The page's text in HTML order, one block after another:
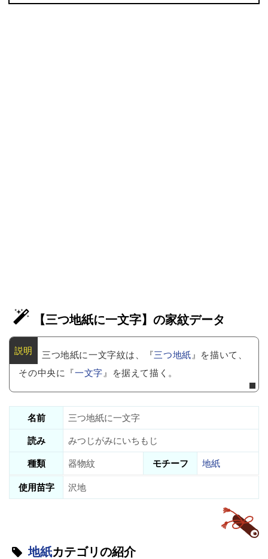
【三つ地紙に一文字】の家紋データ
三つ地紙に一文字紋は、『三つ地紙』を描いて、
その中央に『一文字』を据えて描く。
名前
三つ地紙に一文字
読み
みつじがみにいちもじ
種類
器物紋 モチーフ
地紙
使用苗字
沢地
地紙カテゴリの紹介